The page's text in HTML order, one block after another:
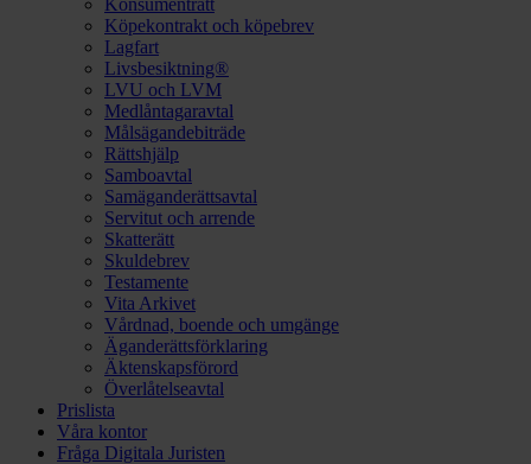
Konsumenträtt
Köpekontrakt och köpebrev
Lagfart
Livsbesiktning®
LVU och LVM
Medlåntagaravtal
Målsägandebiträde
Rättshjälp
Samboavtal
Samäganderättsavtal
Servitut och arrende
Skatterätt
Skuldebrev
Testamente
Vita Arkivet
Vårdnad, boende och umgänge
Äganderättsförklaring
Äktenskapsförord
Överlåtelseavtal
Prislista
Våra kontor
Fråga Digitala Juristen